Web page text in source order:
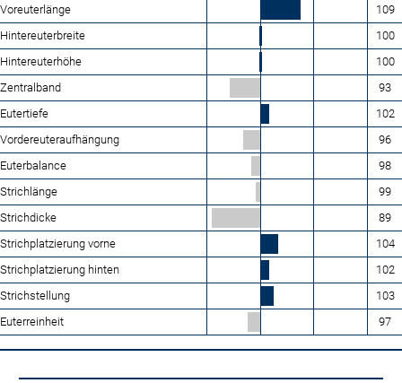
Voreuterlänge
109
Hintereuterbreite
100
Hintereuterhöhe
100
Zentralband
93
Eutertiefe
102
Vordereuteraufhängung
96
Euterbalance
98
Strichlänge
99
Strichdicke
89
Strichplatzierung vorne
104
Strichplatzierung hinten
102
Strichstellung
103
Euterreinheit
97